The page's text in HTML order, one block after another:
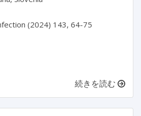
(2024) 143, 64-75
続きを読む